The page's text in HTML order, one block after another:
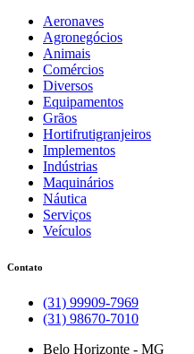
Aeronaves
Agronegócios
Animais
Comércios
Diversos
Equipamentos
Grãos
Hortifrutigranjeiros
Implementos
Indústrias
Maquinários
Náutica
Serviços
Veículos
Contato
(31) 99909-7969
(31) 98670-7010
Belo Horizonte - MG